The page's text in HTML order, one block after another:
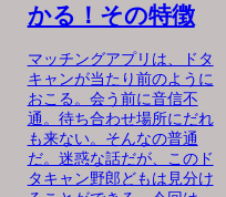
かる！その特徴
マッチングアプリは、ドタ
キャンが当たり前のように
おこる。会う前に音信不
通。待ち合わせ場所にだれ
も来ない。そんなの普通
だ。迷惑な話だが、このド
タキャン野郎どもは見分け